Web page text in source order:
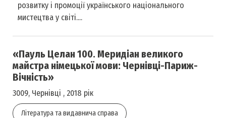
розвитку і промоції українського національного
мистецтва у світі....
«Пауль Целан 100. Меридіан великого
майстра німецької мови: Чернівці-Париж-
Вічність»
3009, Чернівці , 2018 рік
Література та видавнича справа